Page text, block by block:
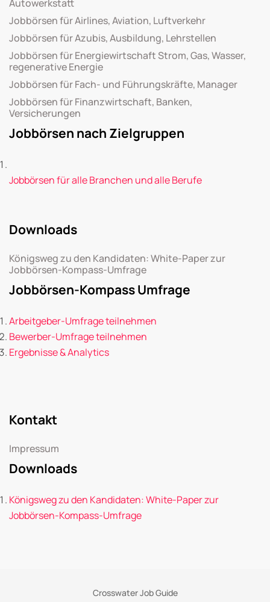
Autowerkstatt
Jobbörsen für Airlines, Aviation, Luftverkehr
Jobbörsen für Azubis, Ausbildung, Lehrstellen
Jobbörsen für Energiewirtschaft Strom, Gas, Wasser,
regenerative Energie
Jobbörsen für Fach- und Führungskräfte, Manager
Jobbörsen für Finanzwirtschaft, Banken,
Versicherungen
Jobbörsen nach Zielgruppen
Jobbörsen für alle Branchen und alle Berufe
Downloads
Königsweg zu den Kandidaten: White-Paper zur
Jobbörsen-Kompass-Umfrage
Jobbörsen-Kompass Umfrage
Arbeitgeber-Umfrage teilnehmen
Bewerber-Umfrage teilnehmen
Ergebnisse & Analytics
Kontakt
Impressum
Downloads
Königsweg zu den Kandidaten: White-Paper zur
Jobbörsen-Kompass-Umfrage
Crosswater Job Guide